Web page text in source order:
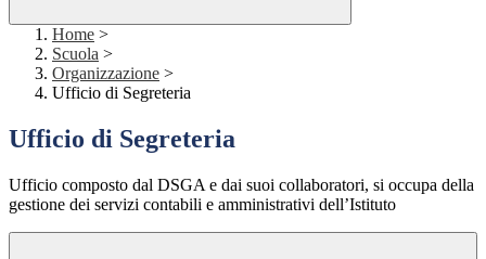
Home >
Scuola >
Organizzazione >
Ufficio di Segreteria
Ufficio di Segreteria
Ufficio composto dal DSGA e dai suoi collaboratori, si occupa della
gestione dei servizi contabili e amministrativi dell’Istituto